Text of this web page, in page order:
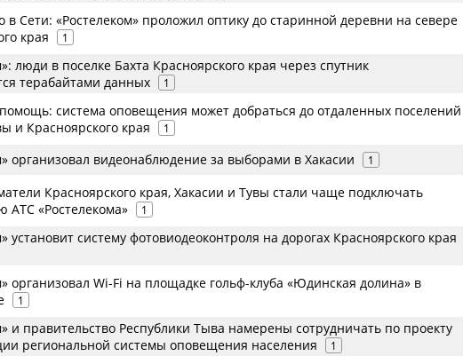
в Сети: «Ростелеком» проложил оптику до старинной деревни на севере
края
1
люди в поселке Бахта Красноярского края через спутник
терабайтами данных
1
система оповещения может добраться до отдаленных поселений
и Красноярского края
1
организовал видеонаблюдение за выборами в Хакасии 1
Красноярского края, Хакасии и Тувы стали чаще подключать
АТС «Ростелекома»
1
установит систему фотовиодеоконтроля на дорогах Красноярского края
организовал Wi-Fi на площадке гольф-клуба «Юдинская долина» в
1
и правительство Республики Тыва намерены сотрудничать по проекту
региональной системы оповещения населения
1